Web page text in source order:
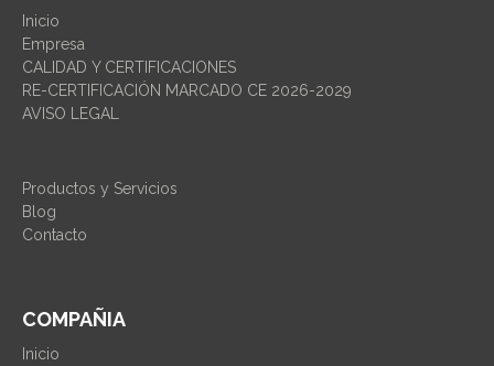
Inicio
Empresa
CALIDAD Y CERTIFICACIONES
RE-CERTIFICACIÓN MARCADO CE 2026-2029
AVISO LEGAL
Productos y Servicios
Blog
Contacto
COMPAÑIA
Inicio